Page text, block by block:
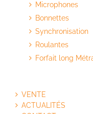
Microphones
Bonnettes
Synchronisation
Roulantes
Forfait long
VENTE
ACTUALITÉS